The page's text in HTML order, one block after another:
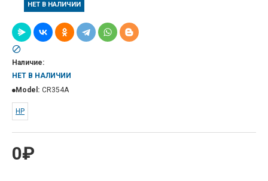
НЕТ В НАЛИЧИИ
0₽
Наличие:
НЕТ В НАЛИЧИИ
Model: CR354A
HP